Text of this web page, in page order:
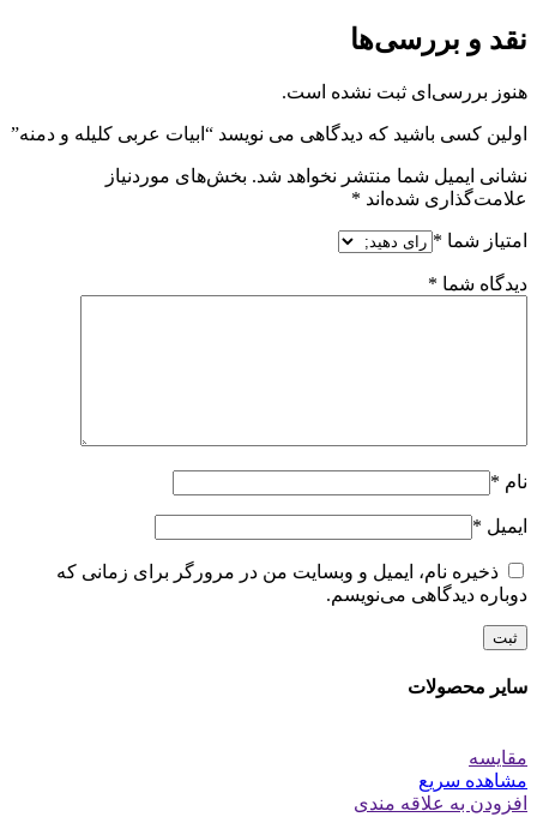
نقد و بررسی‌ها
هنوز بررسی‌ای ثبت نشده است.
اولین کسی باشید که دیدگاهی می نویسد “ابیات عربی کلیله و دمنه”
نشانی ایمیل شما منتشر نخواهد شد. بخش‌های موردنیاز
علامت‌گذاری شده‌اند *
امتیاز شما *
دیدگاه شما *
نام *
ایمیل *
ذخیره نام، ایمیل و وبسایت من در مرورگر برای زمانی که
دوباره دیدگاهی می‌نویسم.
سایر محصولات
مقایسه
مشاهده سریع
افزودن به علاقه مندی